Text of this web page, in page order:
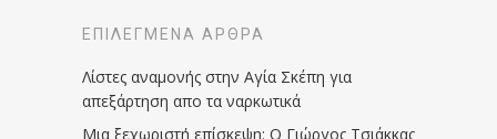
ΕΠΙΛΕΓΜΈΝΑ ΆΡΘΡΑ
Λίστες αναμονής στην Αγία Σκέπη για
απεξάρτηση απο τα ναρκωτικά
Μια ξεχωριστή επίσκεψη: Ο Γιώργος Τσιάκκας